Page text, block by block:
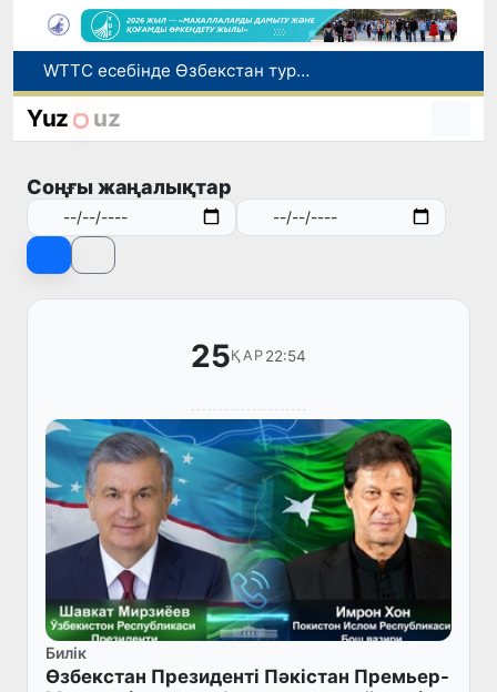
Мүмкіндігі шектеулі талапкерлерге қабылдау емтихандарында қосымша уақыт беріледі
Беларусьтен Өзбекстанға екінші тікелей жүк пойызы жөнелтілді
WTTC есебінде Өзбекстан туризмнің өсу қарқыны бойынша Орталық Азияда бірінші орынға шықты
Yuz uz
Соңғы жаңалықтар
25ҚАР 22:54
Билік
Өзбекстан Президенті Пәкістан Премьер-